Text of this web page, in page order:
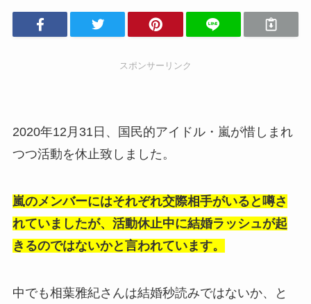
スポンサーリンク
2020年12月31日、国民的アイドル・嵐が惜しまれ
つつ活動を休止致しました。
嵐のメンバーにはそれぞれ交際相手がいると噂さ
れていましたが、活動休止中に結婚ラッシュが起
きるのではないかと言われています。
中でも相葉雅紀さんは結婚秒読みではないか、と